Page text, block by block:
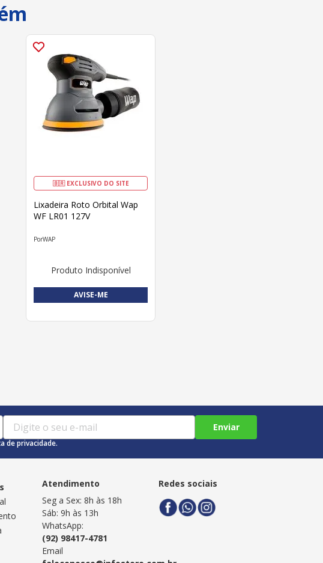
🇧🇷 EXCLUSIVO DO SITE
Lixadeira Roto Orbital Wap
WF LR01 127V
WAP
Produto Indisponível
AVISE-ME
Enviar
de privacidade.
Atendimento
Seg a Sex: 8h às 18h
Sáb: 9h às 13h
WhatsApp:
(92) 98417-4781
Email
Redes sociais